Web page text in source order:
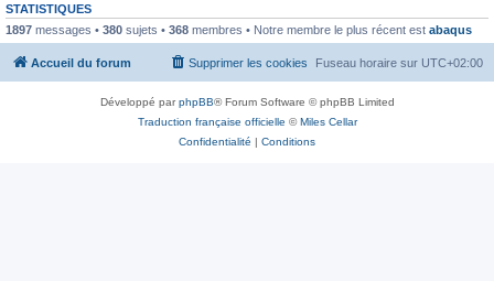
STATISTIQUES
1897 messages • 380 sujets • 368 membres • Notre membre le plus récent est abaqus
Accueil du forum Fuseau horaire sur UTC+02:00
Supprimer les cookies
Développé parphpBB® Forum Software © phpBB Limited
Traduction française officielle ©Miles Cellar
Confidentialité | Conditions